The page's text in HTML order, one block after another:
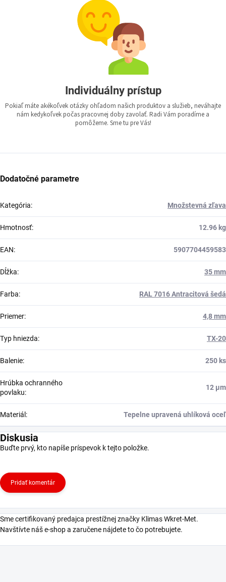
Individuálny prístup
Pokiaľ máte akékoľvek otázky ohľadom našich produktov a služieb, neváhajte
nám kedykoľvek počas pracovnej doby zavolať. Radi Vám poradíme a
pomôžeme. Sme tu pre Vás!
Dodatočné parametre
Kategória: Množstevná zľava
Hmotnosť: 12.96 kg
EAN: 5907704459583
Dĺžka: 35 mm
Farba: RAL 7016 Antracitová šedá
Priemer: 4,8 mm
Typ hniezda: TX-20
Balenie: 250 ks
Hrúbka ochranného
povlaku:
12 μm
Materiál : Tepelne upravená uhlíková oceľ
Diskusia
Buďte prvý, kto napíše príspevok k tejto položke.
Pridať komentár
Sme certifikovaný predajca prestížnej značky Klimas Wkret-Met.
Navštívte náš e-shop a zaručene nájdete to čo potrebujete.